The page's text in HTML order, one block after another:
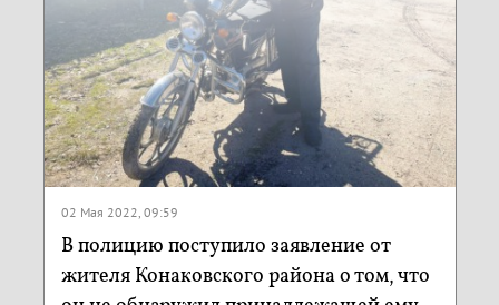
02 Мая 2022, 09:59
В полицию поступило заявление от
жителя Конаковского района о том, что